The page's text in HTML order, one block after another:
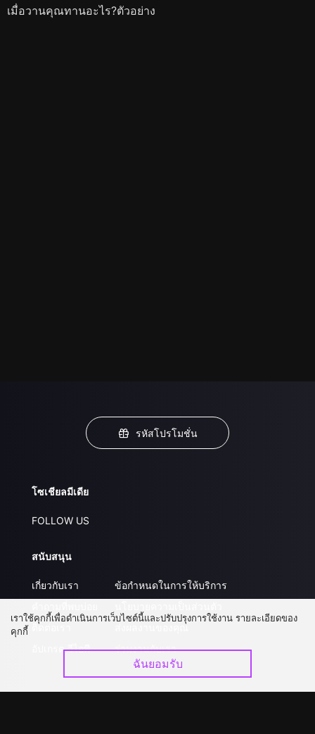
เมื่อวานคุณทานอะไร?ตัวอย่าง
รหัสโปรโมชั่น
โซเชียลมีเดีย
FOLLOW US
สนับสนุน
เกี่ยวกับเรา
ติดต่อเรา
อัปเกรด วีไอพี
ข้อกำหนดในการให้บริการ
ส่งผลงานของคุณ
ร่วมงานกับเรา
เราใช้คุกกี้เพื่อดำเนินการเว็บไซต์นี้และปรับปรุงการใช้งาน รายละเอียดของ
คุกกี้
ฉันยอมรับ